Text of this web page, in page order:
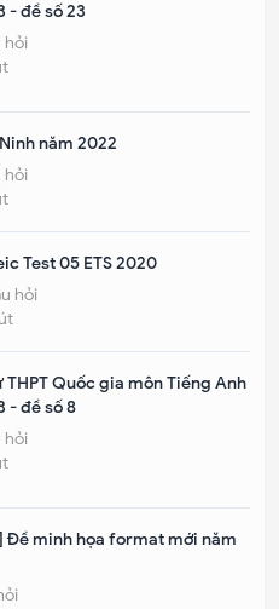
- đề số 23
hỏi
năm 2022
hỏi
Test 05 ETS 2020
hỏi
Quốc gia môn Tiếng Anh
- đề số 8
hỏi
Đề minh họa format mới năm